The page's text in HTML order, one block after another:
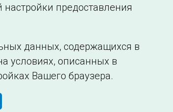
об образовательной организации
предоставления
данных, содержащихся в
условиях, описанных в
Вашего браузера.